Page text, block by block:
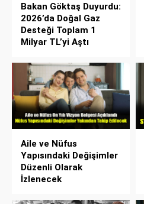
Bakan Göktaş Duyurdu:
2026’da Doğal Gaz
Desteği Toplam 1
Milyar TL’yi Aştı
Aile ve Nüfus
Yapısındaki Değişimler
Düzenli Olarak
İzlenecek